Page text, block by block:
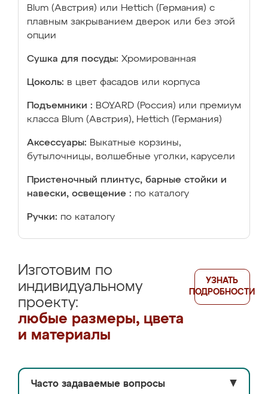
Blum (Австрия) или Hettich (Германия) с
плавным закрыванием дверок или без этой
опции
Сушка для посуды: Хромированная
Цоколь: в цвет фасадов или корпуса
Подъемники : BOYARD (Россия) или премиум
класса Blum (Австрия), Hettich (Германия)
Аксессуары: Выкатные корзины,
бутылочницы, волшебные уголки, карусели
Пристеночный плинтус, барные стойки и
навески, освещение : по каталогу
Ручки: по каталогу
Изготовим по
индивидуальному
проекту:
любые размеры, цвета
и материалы
УЗНАТЬ
ПОДРОБНОСТИ
Часто задаваемые вопросы ▼